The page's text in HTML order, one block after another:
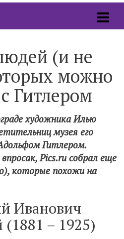
(и не
можно
Гитлером
художника Илью
музея его
Гитлером.
Pics.ru собрал еще
которые похожи на
Иванович
(1881 – 1925)